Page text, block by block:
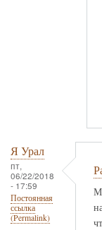
Я Урал
пт,
06/22/2018
- 17:59
Постоянная
ссылка
(Permalink)